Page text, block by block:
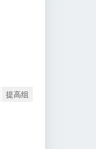
提高组